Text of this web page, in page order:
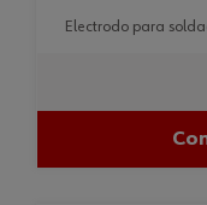
electrodo para